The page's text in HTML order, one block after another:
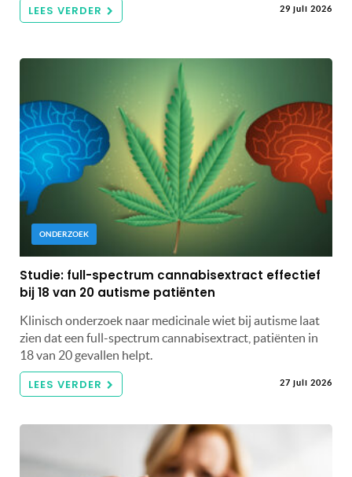
LEES VERDER 29 juli 2026
ONDERZOEK
Studie: full-spectrum cannabisextract effectief
bij 18 van 20 autisme patiënten
Klinisch onderzoek naar medicinale wiet bij autisme laat
zien dat een full-spectrum cannabisextract, patiënten in
18 van 20 gevallen helpt.
LEES VERDER 27 juli 2026